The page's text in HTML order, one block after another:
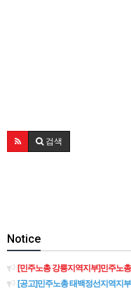
검색
Notice
[민주노총 강릉지역지부]민주노
[공고]민주노총 태백정선지역지